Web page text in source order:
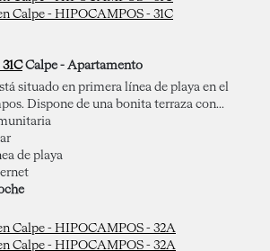
Calpe - Apartamento
situado en primera línea de playa en el
Dispone de una bonita terraza con...
de playa